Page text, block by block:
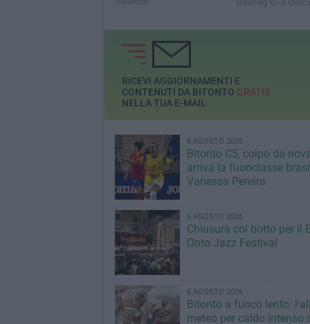
Interreg VI-A
RICEVI AGGIORNAMENTI E
CONTENUTI DA BITONTO GRATIS
NELLA TUA E-MAIL
6 AGOSTO 2026
Bitonto C5, colpo da
arriva la fuoriclasse
Vanessa Pereira
6 AGOSTO 2026
Chiusura col botto per il
Onto Jazz Festival
6 AGOSTO 2026
Bitonto a fuoco lento:
meteo per caldo intenso